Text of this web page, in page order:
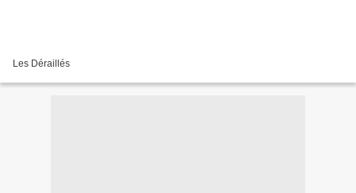
Les Déraillés